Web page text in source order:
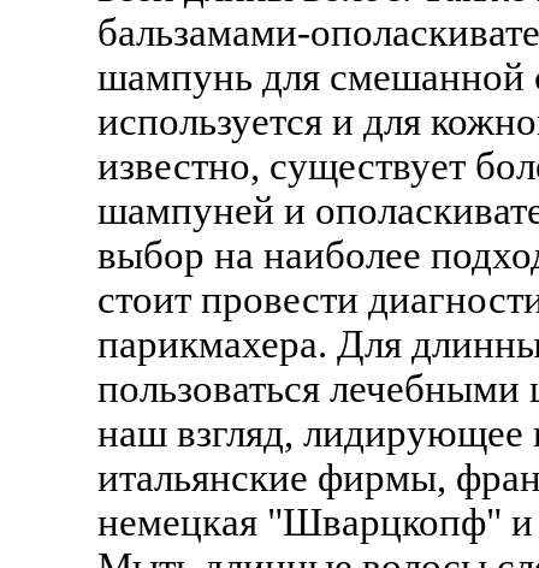
бальзамами-
шампунь для смешанной
используется и для
известно, существует
шампуней и
выбор на наиболее
стоит провести
парикмахера. Для
пользоваться
наш взгляд,
итальянские фирмы,
немецкая "Шварцкопф" и